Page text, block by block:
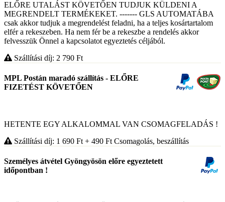
ELŐRE UTALÁST KÖVETŐEN TUDJUK KÜLDENI A
MEGRENDELT TERMÉKEKET. ------- GLS AUTOMATÁBA
csak akkor tudjuk a megrendelést feladni, ha a teljes kosártartalom
elfér a rekeszeben. Ha nem fér be a rekeszbe a rendelés akkor
felvesszük Önnel a kapcsolatot egyeztetés céljából.
Szállítási díj: 2 790 Ft
MPL Postán maradó szállítás - ELŐRE
FIZETÉST KÖVETŐEN
HETENTE EGY ALKALOMMAL VAN CSOMAGFELADÁS !
Szállítási díj: 1 690 Ft + 490 Ft Csomagolás, beszállítás
Személyes átvétel Gyöngyösön előre egyeztetett
időpontban !